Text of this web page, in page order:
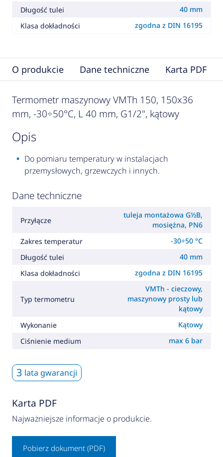
Długość tulei
40 mm
Klasa dokładności
zgodna z DIN 16195
O produkcie Dane techniczne Karta PDF
Termometr maszynowy VMTh 150, 150x36
mm, -30÷50°C, L 40 mm, G1/2", kątowy
opis
Do pomiaru temperatury w instalacjach
przemysłowych, grzewczych i innych.
Dane techniczne
Przyłącze
tuleja montażowa G½B,
mosiężna, PN6
Zakres temperatur
-30÷50 °C
Długość tulei
40 mm
Klasa dokładności
zgodna z DIN 16195
Typ termometru
VMTh - cieczowy,
maszynowy prosty lub
kątowy
Wykonanie
Kątowy
Ciśnienie medium
max 6 bar
3 lata gwarancji
Karta PDF
Najważniejsze informacje o produkcie.
Pobierz dokument (PDF)